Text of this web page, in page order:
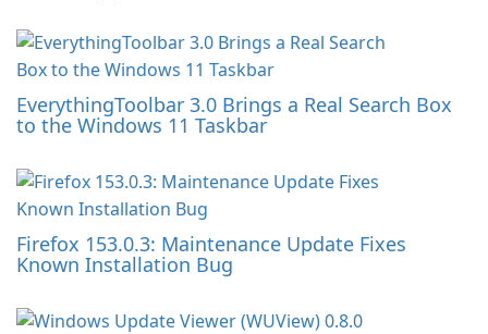
EverythingToolbar 3.0 Brings a Real Search Box
to the Windows 11 Taskbar
Firefox 153.0.3: Maintenance Update Fixes
Known Installation Bug